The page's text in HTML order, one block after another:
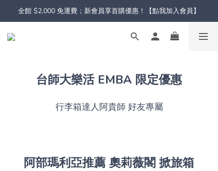
全館 $2,000 免運費；新會員享首購優惠！【點我加入會員】
台師大樂活 EMBA 限定優惠
行李箱達人阿貴師 好友專屬
阿部瑪利亞推薦 奧莉薇閣 掀旅箱